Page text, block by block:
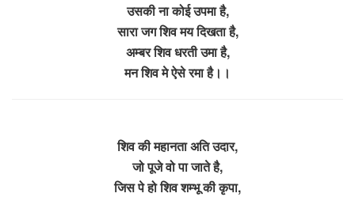
उसकी ना कोई उपमा है,
सारा जग शिव मय दिखता है,
अम्बर शिव धरती उमा है,
मन शिव मे ऐसे रमा है।।
शिव की महानता अति उदार,
जो पूजे वो पा जाते है,
जिस पे हो शिव शम्भू की कृपा,